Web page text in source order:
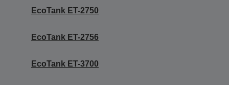
EcoTank ET-2750
EcoTank ET-2756
EcoTank ET-3700